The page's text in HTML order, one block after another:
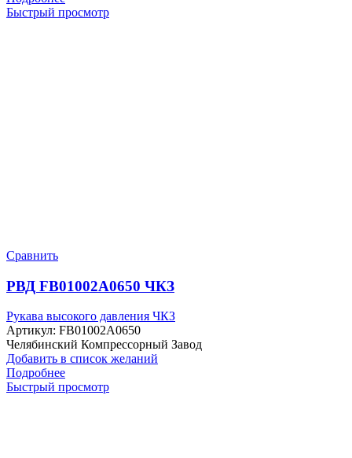
Быстрый просмотр
Сравнить
РВД FB01002A0650 ЧКЗ
Рукава высокого давления ЧКЗ
Артикул: FB01002A0650
Челябинский Компрессорный Завод
Добавить в список желаний
Подробнее
Быстрый просмотр